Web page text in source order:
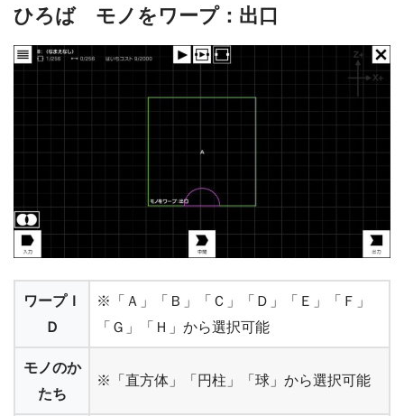
ひろば モノをワープ：出口
ワープＩ
Ｄ
※「Ａ」「Ｂ」「Ｃ」「Ｄ」「Ｅ」「Ｆ」
「Ｇ」「Ｈ」から選択可能
モノのか
たち
※「直方体」「円柱」「球」から選択可能